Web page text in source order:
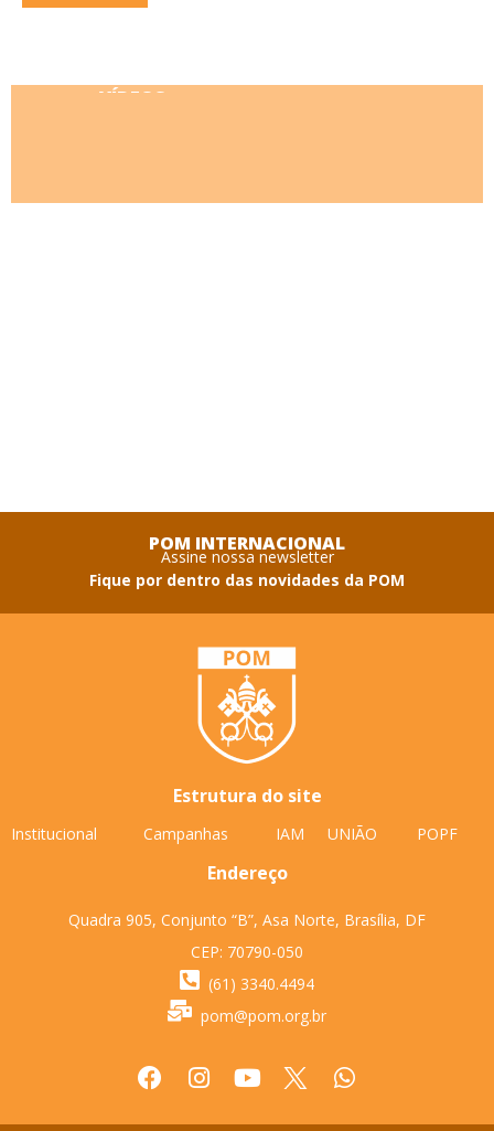
VÍDEOS
POM INTERNACIONAL
Assine nossa newsletter
Fique por dentro das novidades da POM
Estrutura do site
Institucional Campanhas IAM UNIÃO POPF
Endereço
Quadra 905, Conjunto “B”, Asa Norte, Brasília, DF
CEP: 70790-050
(61) 3340.4494
pom@pom.org.br